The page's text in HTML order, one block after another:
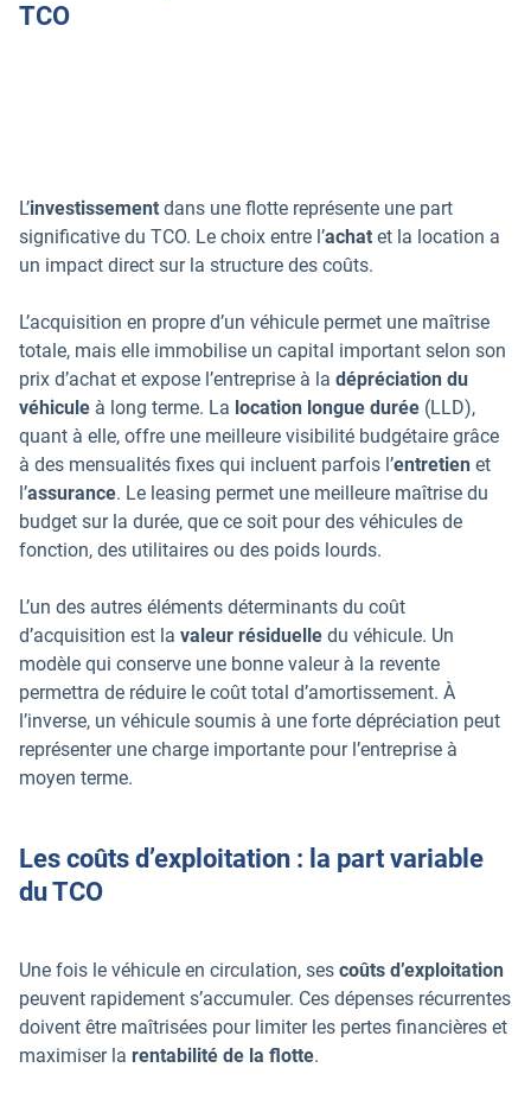
TCO
L’investissement dans une flotte représente une part
significative du TCO. Le choix entre l’achat et la location a
un impact direct sur la structure des coûts.
L’acquisition en propre d’un véhicule permet une maîtrise
totale, mais elle immobilise un capital important selon son
prix d’achat et expose l’entreprise à la dépréciation du
véhicule à long terme. La location longue durée (LLD),
quant à elle, offre une meilleure visibilité budgétaire grâce
à des mensualités fixes qui incluent parfois l’entretien et
l’assurance. Le leasing permet une meilleure maîtrise du
budget sur la durée, que ce soit pour des véhicules de
fonction, des utilitaires ou des poids lourds.
L’un des autres éléments déterminants du coût
d’acquisition est la valeur résiduelle du véhicule. Un
modèle qui conserve une bonne valeur à la revente
permettra de réduire le coût total d’amortissement. À
l’inverse, un véhicule soumis à une forte dépréciation peut
représenter une charge importante pour l’entreprise à
moyen terme.
Les coûts d’exploitation : la part variable
du TCO
Une fois le véhicule en circulation, ses coûts d’exploitation
peuvent rapidement s’accumuler. Ces dépenses récurrentes
doivent être maîtrisées pour limiter les pertes financières et
maximiser la rentabilité de la flotte.